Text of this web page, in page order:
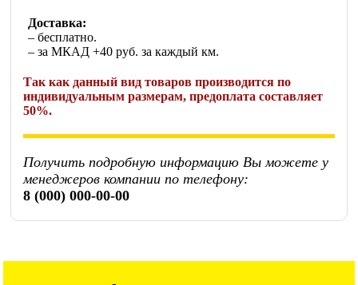
Доставка:
– бесплатно.
– за МКАД +40 руб. за каждый км.
Так как данный вид товаров производится по
индивидуальным размерам, предоплата составляет
50%.
Получить подробную информацию Вы можете у
менеджеров компании по телефону:
8 (000) 000-00-00